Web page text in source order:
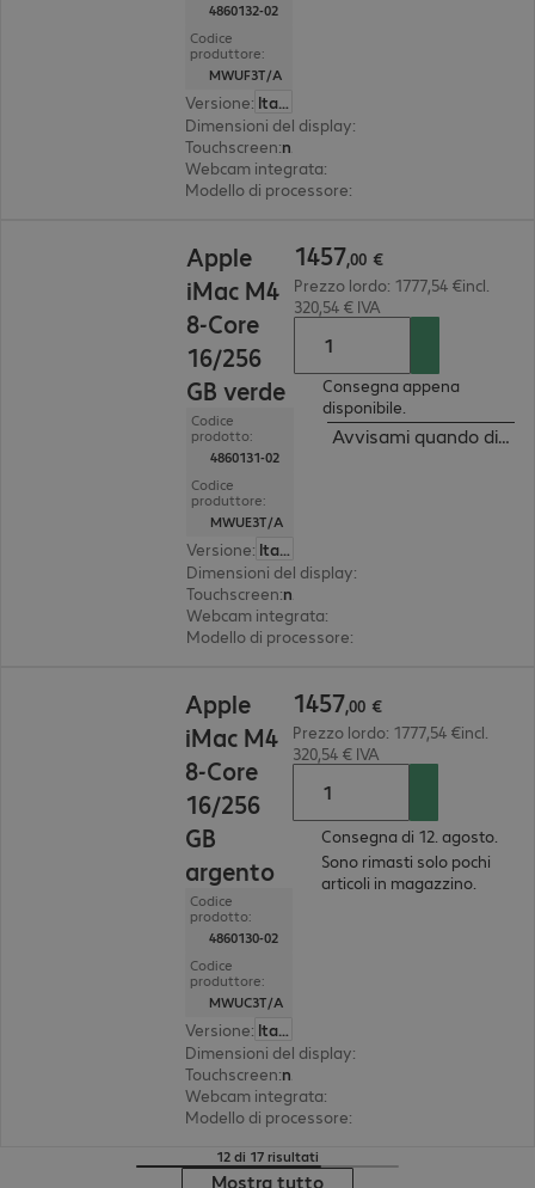
4860132-02
Codice
produttore:
MWUF3T/A
Versione:
Italiano
Dimensioni del display:
Touchscreen:
Webcam integrata:
Modello di processore:
Apple
iMac M4
8-Core
16/256
GB verde
Codice
prodotto:
4860131-02
Codice
produttore:
MWUE3T/A
Versione:
Italiano
Dimensioni del display:
Touchscreen:
Webcam integrata:
Modello di processore:
1457,00 €
Prezzo lordo: 1777,54 €incl.
320,54 € IVA
Consegna appena
disponibile.
Avvisami quando
Apple
iMac M4
8-Core
16/256
GB
argento
Codice
prodotto:
4860130-02
Codice
produttore:
MWUC3T/A
Versione:
Italiano
Dimensioni del display:
Touchscreen:
Webcam integrata:
Modello di processore:
1457,00 €
Prezzo lordo: 1777,54 €incl.
320,54 € IVA
Consegna di 12. agosto.
Sono rimasti solo pochi
articoli in magazzino.
12 di 17 risultati
Mostra tutto